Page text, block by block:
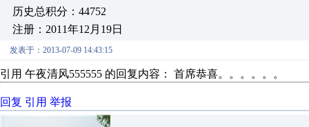
历史总积分：44752
注册：2011年12月19日
发表于：2013-07-09 14:43:15
引用 午夜清风555555 的回复内容： 首席恭喜。。。。。。
回复 引用 举报